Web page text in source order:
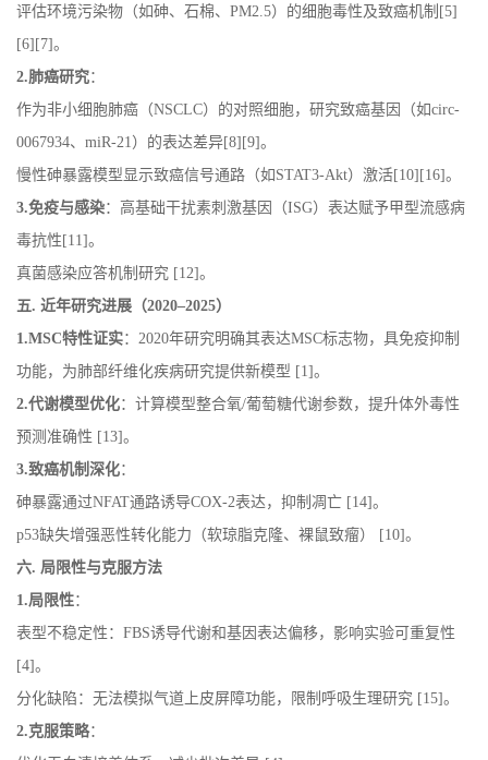
评估环境污染物（如砷、石棉、 PM2.5）的细胞毒性及致癌机制 [5]
[6][7]。
2.肺癌研究：
作为非小细胞肺癌（NSCLC）的对照细胞，研究致癌基因（如circ-
0067934、 miR-21 ）的表达差异[8][9]。
慢性砷暴露模型显示致癌信号通路（如STAT3-Akt）激活[10][16]。
3.免疫与感染：高基础干扰素刺激基因（ISG）表达赋予甲型流感病
毒抗性[11]。
真菌感染应答机制研究 [12]。
五. 近年研究进展（2020–2025）
1.MSC特性证实： 2020年研究明确其表达MSC标志物，具免疫抑制
功能，为肺部纤维化疾病研究提供新模型 [1]。
2.代谢模型优化：计算模型整合氧/葡萄糖代谢参数，提升体外毒性
预测准确性 [13]。
3.致癌机制深化：
砷暴露通过NFAT通路诱导COX-2表达，抑制凋亡 [14]。
p53缺失增强恶性转化能力（软琼脂克隆、裸鼠致瘤） [10]。
六. 局限性与克服方法
1.局限性：
表型不稳定性： FBS诱导代谢和基因表达偏移，影响实验可重复性
[4]。
分化缺陷：无法模拟气道上皮屏障功能，限制呼吸生理研究 [15]。
2.克服策略：